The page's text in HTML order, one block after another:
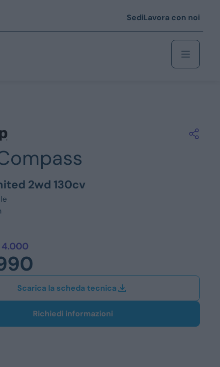
SediLavora con noi
€ 35.000
2wd 130cv
Scarica la scheda tecnica
Richiedi informazioni